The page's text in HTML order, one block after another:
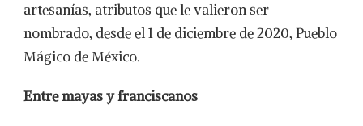
artesanías, atributos que le valieron ser
nombrado, desde el 1 de diciembre de 2020, Pueblo
Mágico de México.
Entre mayas y franciscanos